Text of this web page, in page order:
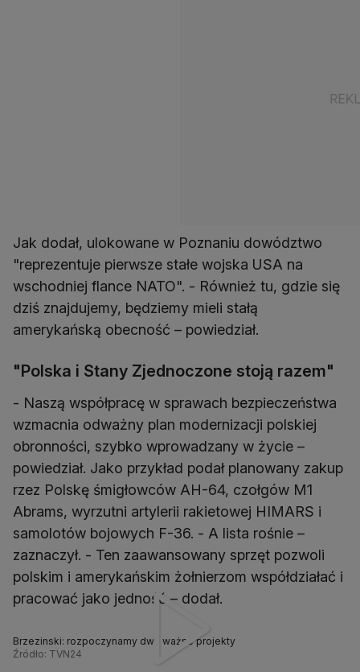
Jak dodał, ulokowane w Poznaniu dowództwo
"reprezentuje pierwsze stałe wojska USA na
wschodniej flance NATO". - Również tu, gdzie się
dziś znajdujemy, będziemy mieli stałą
amerykańską obecność – powiedział.
"Polska i Stany Zjednoczone stoją razem"
- Naszą współpracę w sprawach bezpieczeństwa
wzmacnia odważny plan modernizacji polskiej
obronności, szybko wprowadzany w życie –
powiedział. Jako przykład podał planowany zakup
rzez Polskę śmigłowców AH-64, czołgów M1
Abrams, wyrzutni artylerii rakietowej HIMARS i
samolotów bojowych F-36. - A lista rośnie –
zaznaczył. - Ten zaawansowany sprzęt pozwoli
polskim i amerykańskim żołnierzom współdziałać i
pracować jako jedność – dodał.
Brzezinski: rozpoczynamy dwa ważne projekty
Źródło: TVN24